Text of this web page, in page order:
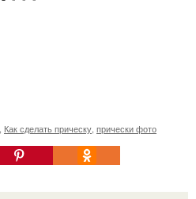
Как сделать прическу прически фото